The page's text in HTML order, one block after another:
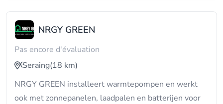
NRGY GREEN
Pas encore d'évaluation
Seraing(18 km)
NRGY GREEN installeert warmtepompen en werkt
ook met zonnepanelen, laadpalen en batterijen voor